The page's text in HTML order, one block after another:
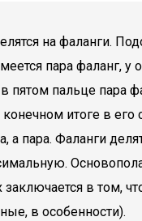
на фаланги.
пара фаланг, у
пятом пальце пара
итоге в его
а пара. Фаланги
заключается в том,
в особенности).